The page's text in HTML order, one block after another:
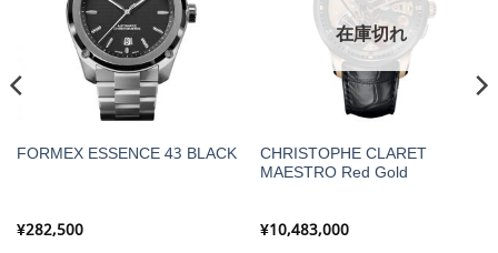
FORMEX ESSENCE 43 BLACK
¥282,500
在庫切れ
CHRISTOPHE CLARET
MAESTRO Red Gold
¥10,483,000